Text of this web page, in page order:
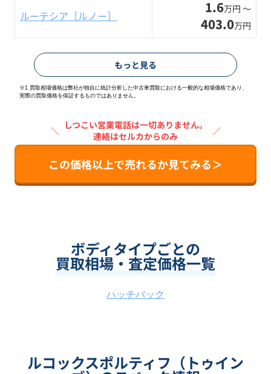
ルーテシア［ルノー］ 1.6万円 〜
403.0万円
もっと見る
※1 買取相場価格は弊社が独自に統計分析した中古車買取における一般的な相場価格であり、
実際の買取価格を保証するものではありません。
＼
しつこい営業電話は一切ありません。
連絡はセルカからのみ
／
この価格以上で売れるか見てみる＞
ボディタイプごとの
買取相場・査定価格一覧
ハッチバック
ルコックスポルティフ（トゥイン